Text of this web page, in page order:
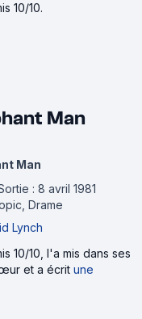
10/10.
Man
Man
: 8 avril 1981
Drame
Lynch
10/10, l'a mis dans ses
et a écrit une